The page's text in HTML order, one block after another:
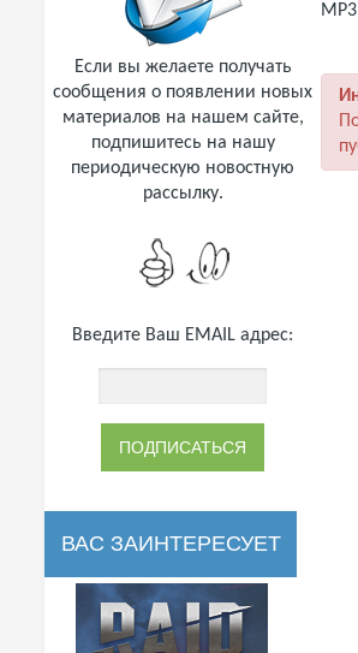
Если вы желаете получать
сообщения о появлении новых
материалов на нашем сайте,
подпишитесь на нашу
периодическую новостную
рассылку.
Введите Ваш EMAIL адрес:
ВАС ЗАИНТЕРЕСУЕТ
MP3